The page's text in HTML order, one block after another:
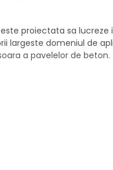
proiectata sa
largeste domeniul de
a pavelelor de beton.